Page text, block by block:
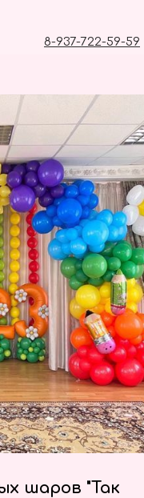
8-937-722-59-59
шаров "Так